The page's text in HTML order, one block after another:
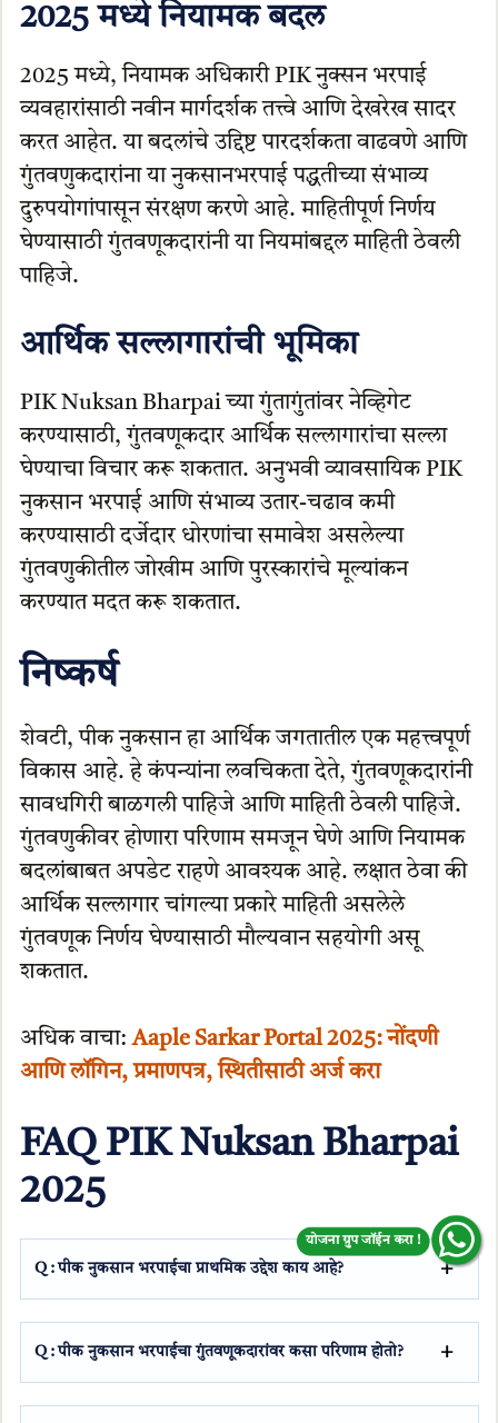
2025 मध्ये नियामक बदल
2025 मध्ये, नियामक अधिकारी PIK नुक्सन भरपाई
व्यवहारांसाठी नवीन मार्गदर्शक तत्त्वे आणि देखरेख सादर
करत आहेत. या बदलांचे उद्दिष्ट पारदर्शकता वाढवणे आणि
गुंतवणुकदारांना या नुकसानभरपाई पद्धतीच्या संभाव्य
दुरुपयोगांपासून संरक्षण करणे आहे. माहितीपूर्ण निर्णय
घेण्यासाठी गुंतवणूकदारांनी या नियमांबद्दल माहिती ठेवली
पाहिजे.
आर्थिक सल्लागारांची भूमिका
PIK Nuksan Bharpai च्या गुंतागुंतांवर नेव्हिगेट
करण्यासाठी, गुंतवणूकदार आर्थिक सल्लागारांचा सल्ला
घेण्याचा विचार करू शकतात. अनुभवी व्यावसायिक PIK
नुकसान भरपाई आणि संभाव्य उतार-चढाव कमी
करण्यासाठी दर्जेदार धोरणांचा समावेश असलेल्या
गुंतवणुकीतील जोखीम आणि पुरस्कारांचे मूल्यांकन
करण्यात मदत करू शकतात.
निष्कर्ष
शेवटी, पीक नुकसान हा आर्थिक जगतातील एक महत्त्वपूर्ण
विकास आहे. हे कंपन्यांना लवचिकता देते, गुंतवणूकदारांनी
सावधगिरी बाळगली पाहिजे आणि माहिती ठेवली पाहिजे.
गुंतवणुकीवर होणारा परिणाम समजून घेणे आणि नियामक
बदलांबाबत अपडेट राहणे आवश्यक आहे. लक्षात ठेवा की
आर्थिक सल्लागार चांगल्या प्रकारे माहिती असलेले
गुंतवणूक निर्णय घेण्यासाठी मौल्यवान सहयोगी असू
शकतात.
अधिक वाचा:Aaple Sarkar Portal 2025: नोंदणी
आणि लॉगिन, प्रमाणपत्र, स्थितीसाठी अर्ज करा
FAQ PIK Nuksan Bharpai
2025
Q : पीक नुकसान भरपाईचा प्राथमिक उद्देश काय आहे?
Q : पीक नुकसान भरपाईचा गुंतवणूकदारांवर कसा परिणाम होतो?
योजना ग्रुप जॉईन करा !